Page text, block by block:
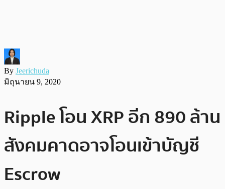
By Jeerichuda
มิถุนายน 9, 2020
Ripple โอน XRP อีก 890 ล้าน
สังคมคาดอาจโอนเข้าบัญชี
Escrow